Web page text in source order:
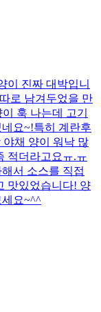
이 진짜 대박입니
로 남겨두었을 만
훅 나는데 고기
요~!특히 계란후
야채 양이 워낙 많
적더라고요ㅠ.ㅠ
서 소스를 직접
맛있었습니다! 양
세요~^^